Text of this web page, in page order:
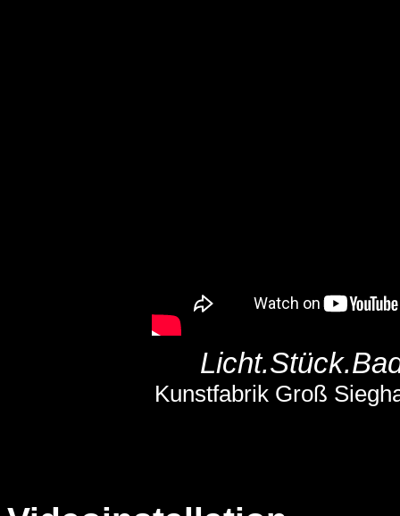
Kunstfabrik Groß